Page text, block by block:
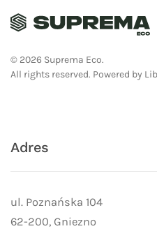
© 2026 Suprema Eco.
All rights reserved. Powered by
Adres
ul. Poznańska 104
62-200, Gniezno